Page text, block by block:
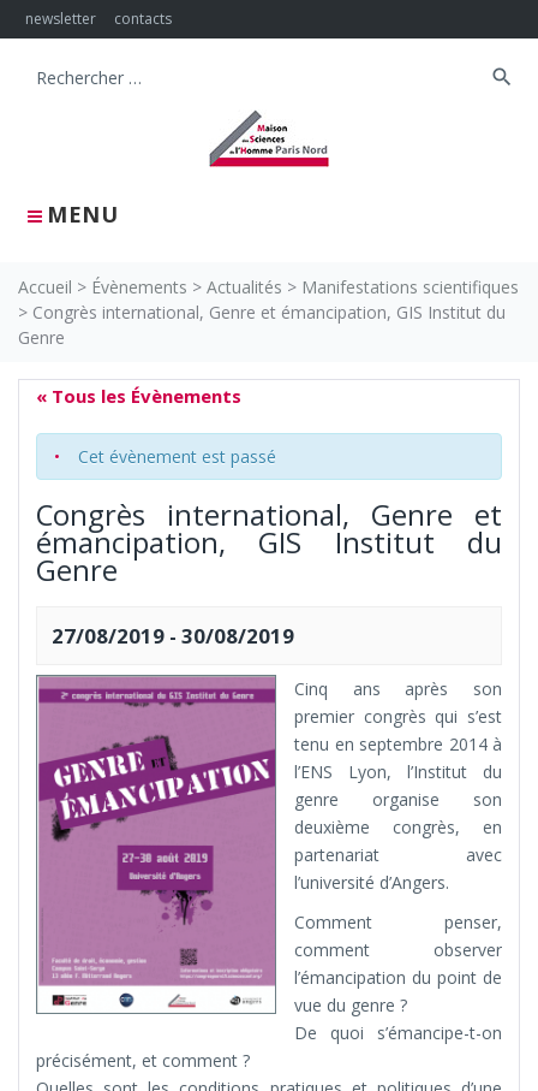
Skip
to
newsletter contacts
MENU
Search
search
Accueil > Évènements > Actualités > Manifestations scientifiques
> Congrès international, Genre et émancipation, GIS Institut du
Genre
« Tous les Évènements
Cet évènement est passé
Congrès international, Genre et
émancipation, GIS Institut du
Genre
27/08/2019 - 30/08/2019
Cinq ans après son
premier congrès qui s’est
tenu en septembre 2014 à
l’ENS Lyon, l’Institut du
genre organise son
deuxième congrès, en
partenariat avec
l’université d’Angers.
Comment penser,
comment observer
l’émancipation du point de
vue du genre ?
De quoi s’émancipe-t-on
précisément, et comment ?